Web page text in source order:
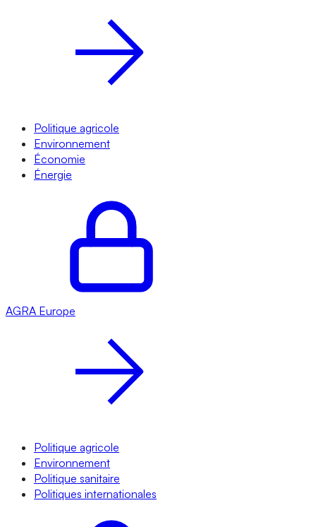
Politique agricole
Environnement
Économie
Énergie
AGRA Europe
Politique agricole
Environnement
Politique sanitaire
Politiques internationales